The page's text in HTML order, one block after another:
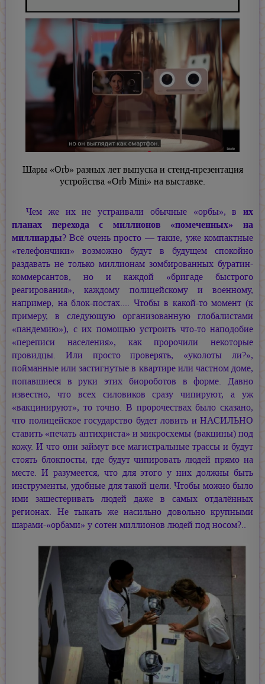
Шары «Orb» разных лет выпуска и стенд-презентация
устройства «Orb Mini» на выставке.
Чем же их не устраивали обычные «орбы», в их
планах перехода с миллионов «помеченных» на
миллиарды? Всё очень просто — такие, уже компактные
«телефончики» возможно будут в будущем спокойно
раздавать не только миллионам зомбированных буратин-
коммерсантов, но и каждой «бригаде быстрого
реагирования», каждому полицейскому и военному,
например, на блок-постах.... Чтобы в какой-то момент (к
примеру, в следующую организованную глобалистами
«пандемию»), с их помощью устроить что-то наподобие
«переписи населения», как пророчили некоторые
провидцы. Или просто проверять, «уколоты ли?»,
пойманные или застигнутые в квартире или частном доме,
попавшиеся в руки этих биороботов в форме. Давно
известно, что всех силовиков сразу чипируют, а уж
«вакцинируют», то точно. В пророчествах было сказано,
что полицейское государство будет ловить и НАСИЛЬНО
ставить «печать антихриста» и микросхемы (вакцины) под
кожу. И что они займут все магистральные трассы и будут
стоять блокпосты, где будут чипировать людей прямо на
месте. И разумеется, что для этого у них должны быть
инструменты, удобные для такой цели. Чтобы можно было
ими зашестеривать людей даже в самых отдалённых
регионах. Не тыкать же насильно довольно крупными
шарами-«орбами» у сотен миллионов людей под носом?..